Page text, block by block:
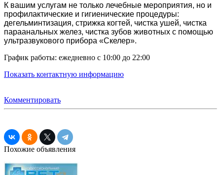
К вашим услугам не только лечебные мероприятия, но и
профилактические и гигиенические процедуры:
дегельминтизация, стрижка когтей, чистка ушей, чистка
параанальных желез, чистка зубов животных с помощью
ультразвукового прибора «Скелер».
График работы: ежедневно с 10:00 до 22:00
Показать контактную информацию
Комментировать
Похожие объявления